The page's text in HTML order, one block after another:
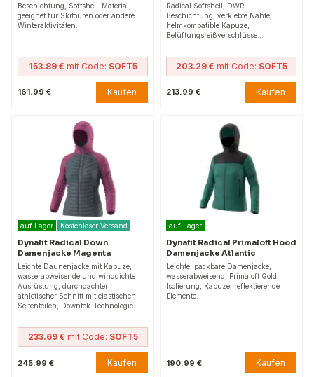
Beschichtung, Softshell-Material,
geeignet für Skitouren oder andere
Winteraktivitäten.
153.89 € mit Code: SOFT5
161.99 € Kaufen
Radical Softshell, DWR-
Beschichtung, verklebte Nähte,
helmkompatible Kapuze,
Belüftungsreißverschlüsse…
203.29 € mit Code: SOFT5
213.99 € Kaufen
auf Lager Kostenloser Versand
Dynafit Radical Down
Damenjacke Magenta
Leichte Daunenjacke mit Kapuze,
wasserabweisende und winddichte
Ausrüstung, durchdachter
athletischer Schnitt mit elastischen
Seitenteilen, Downtek-Technologie…
233.69 € mit Code: SOFT5
245.99 € Kaufen
auf Lager
Dynafit Radical Primaloft Hood
Damenjacke Atlantic
Leichte, packbare Damenjacke,
wasserabweisend, Primaloft Gold
Isolierung, Kapuze, reflektierende
Elemente.
190.99 € Kaufen